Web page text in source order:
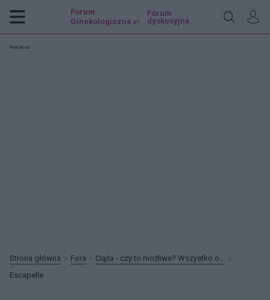
Forum
Ginekologiczne .pl
Forum
dyskusyjne
Reklama:
Strona główna Fora
Ciąża - czy to możliwe? Wszystko o...
Escapelle